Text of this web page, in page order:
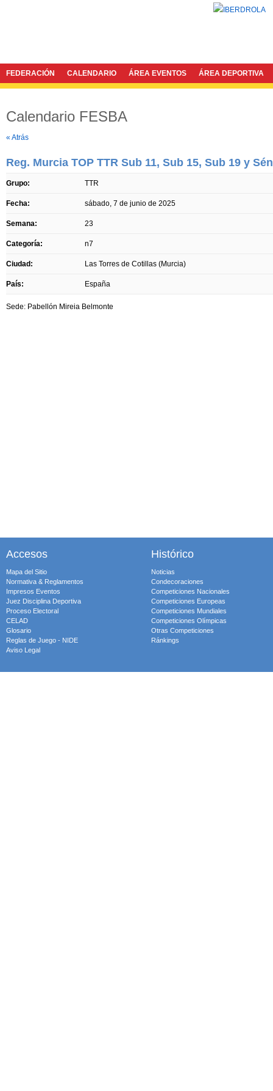
FEDERACIÓN CALENDARIO ÁREA EVENTOS ÁREA DEPORTIVA
Calendario FESBA
« Atrás
Reg. Murcia TOP TTR Sub 11, Sub 15, Sub 19 y
Grupo: TTR
Fecha: sábado, 7 de junio de 2025
Semana: 23
Categoría: n7
Ciudad: Las Torres de Cotillas (Murcia)
País: España
Sede: Pabellón Mireia Belmonte
Accesos
Mapa del Sitio
Normativa & Reglamentos
Impresos Eventos
Juez Disciplina Deportiva
Proceso Electoral
CELAD
Glosario
Reglas de Juego - NIDE
Aviso Legal
Histórico
Noticias
Condecoraciones
Competiciones Nacionales
Competiciones Europeas
Competiciones Mundiales
Competiciones Olímpicas
Otras Competiciones
Ránkings